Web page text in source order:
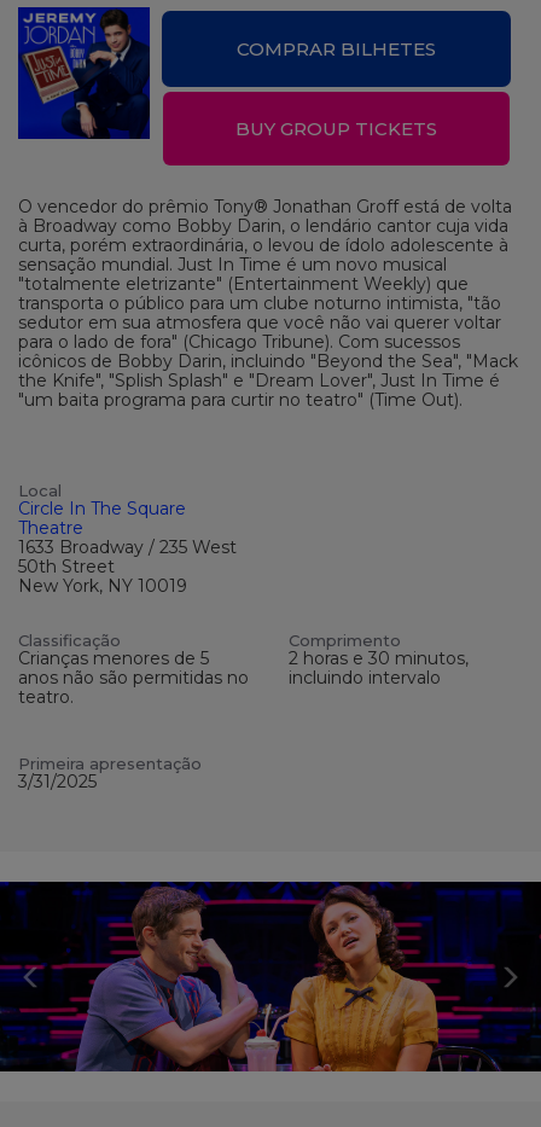
COMPRAR BILHETES
BUY GROUP TICKETS
O vencedor do prêmio Tony® Jonathan Groff está de volta
à Broadway como Bobby Darin, o lendário cantor cuja vida
curta, porém extraordinária, o levou de ídolo adolescente à
sensação mundial. Just In Time é um novo musical
"totalmente eletrizante" (Entertainment Weekly) que
transporta o público para um clube noturno intimista, "tão
sedutor em sua atmosfera que você não vai querer voltar
para o lado de fora" (Chicago Tribune). Com sucessos
icônicos de Bobby Darin, incluindo "Beyond the Sea", "Mack
the Knife", "Splish Splash" e "Dream Lover", Just In Time é
"um baita programa para curtir no teatro" (Time Out).
Local
Circle In The Square
Theatre
1633 Broadway / 235 West
50th Street
New York, NY 10019
Classificação
Crianças menores de 5
anos não são permitidas no
teatro.
Comprimento
2 horas e 30 minutos,
incluindo intervalo
Primeira apresentação
3/31/2025
Previous